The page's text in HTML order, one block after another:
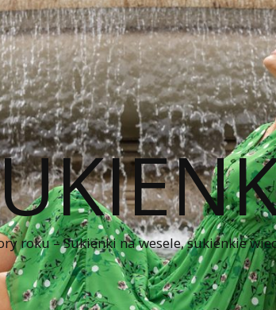
roku – Sukienki na wesele, sukienkie